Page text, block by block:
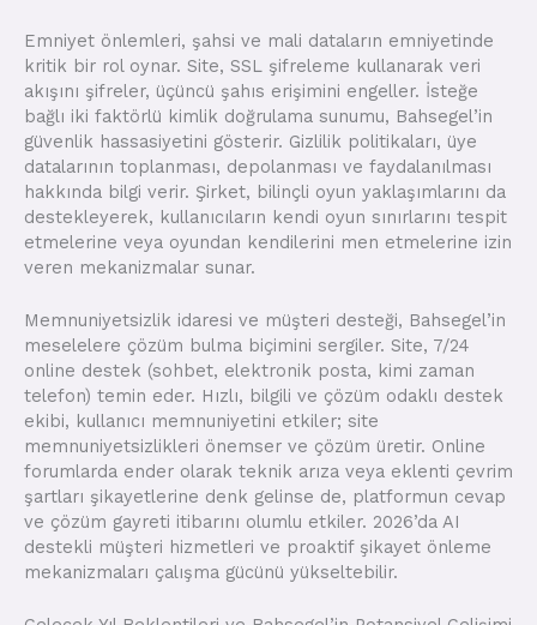
Emniyet önlemleri, şahsi ve mali dataların emniyetinde
kritik bir rol oynar. Site, SSL şifreleme kullanarak veri
akışını şifreler, üçüncü şahıs erişimini engeller. İsteğe
bağlı iki faktörlü kimlik doğrulama sunumu, Bahsegel’in
güvenlik hassasiyetini gösterir. Gizlilik politikaları, üye
datalarının toplanması, depolanması ve faydalanılması
hakkında bilgi verir. Şirket, bilinçli oyun yaklaşımlarını da
destekleyerek, kullanıcıların kendi oyun sınırlarını tespit
etmelerine veya oyundan kendilerini men etmelerine izin
veren mekanizmalar sunar.
Memnuniyetsizlik idaresi ve müşteri desteği, Bahsegel’in
meselelere çözüm bulma biçimini sergiler. Site, 7/24
online destek (sohbet, elektronik posta, kimi zaman
telefon) temin eder. Hızlı, bilgili ve çözüm odaklı destek
ekibi, kullanıcı memnuniyetini etkiler; site
memnuniyetsizlikleri önemser ve çözüm üretir. Online
forumlarda ender olarak teknik arıza veya eklenti çevrim
şartları şikayetlerine denk gelinse de, platformun cevap
ve çözüm gayreti itibarını olumlu etkiler. 2026’da AI
destekli müşteri hizmetleri ve proaktif şikayet önleme
mekanizmaları çalışma gücünü yükseltebilir.